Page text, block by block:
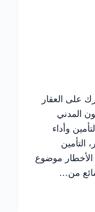
على العقار
من القانون المدني
وأداء
التأمين
الأخطار موضوع
من…